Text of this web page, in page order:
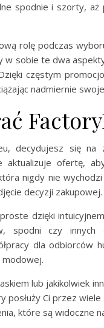
spodnie i szorty,
rolę podczas
w sobie te dwa
częstym
nadmiernie
decydujesz się
aktualizuje ofertę,
nigdy nie
decyzji zakupowej.
dzięki
spodni czy innych
dla odbiorców
lub jakikolwiek
Ci przez
które są widoczne